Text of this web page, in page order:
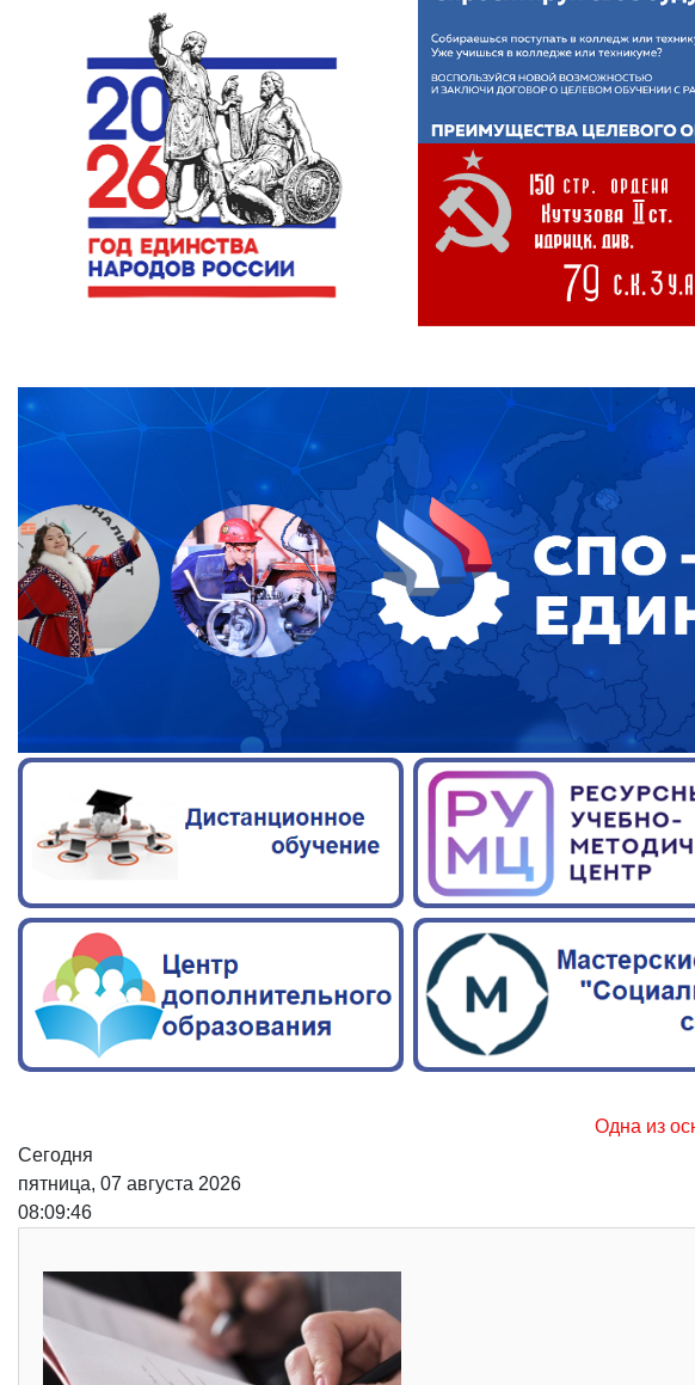
Одна из основных причин
Сегодня
пятница, 07 августа 2026
08:09:47